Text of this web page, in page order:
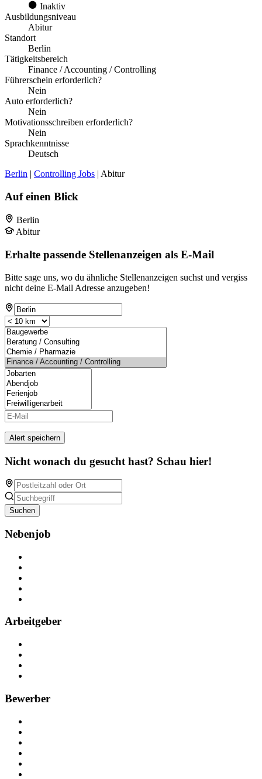
Inaktiv
Ausbildungsniveau
Abitur
Standort
Berlin
Tätigkeitsbereich
Finance / Accounting / Controlling
Führerschein erforderlich?
Nein
Auto erforderlich?
Nein
Motivationsschreiben erforderlich?
Nein
Sprachkenntnisse
Deutsch
Berlin | Controlling Jobs | Abitur
Auf einen Blick
Berlin
Abitur
Erhalte passende Stellenanzeigen als E-Mail
Bitte sage uns, wo du ähnliche Stellenanzeigen suchst und vergiss
nicht deine E-Mail Adresse anzugeben!
Alert speichern
Nicht wonach du gesucht hast? Schau hier!
Suchen
Nebenjob
Arbeitgeber
Bewerber